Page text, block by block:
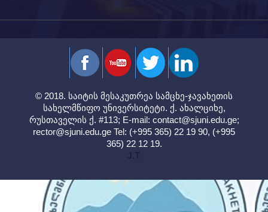
© 2018. საიტის მესაკუთრეა სამცხე-ჯავახეთის
სახელმწიფო უნივერსიტეტი. ქ. ახალციხე,
რუსთაველის ქ. #113; E-mail: contact@sjuni.edu.ge;
rector@sjuni.edu.ge Tel: (+995 365) 22 19 90, (+995
365) 22 12 19.
J.T.